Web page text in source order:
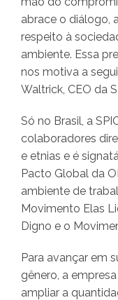
abrace o diálogo,
respeito à
ambiente. Essa
nos motiva a
Waltrick, CEO da
Só no Brasil, a
colaboradores
e etnias e é
Pacto Global da
ambiente de
Movimento Elas
Digno e o
Para avançar em
gênero, a
ampliar a